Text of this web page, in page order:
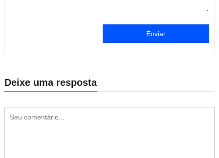
Enviar
Deixe uma resposta